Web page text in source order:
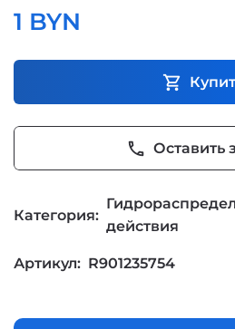
1 BYN
shopping_cart
phone Оставить
Категория:
действия
Артикул: R901235754